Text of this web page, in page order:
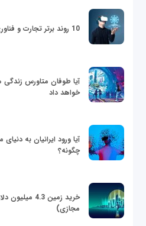
10 روند برتر تجارت و فناوری در سال 2022
آیا طوفان متاورس زندگی
خواهد داد
آیا ورود ایرانیان به
چگونه؟
خرید زمین
مجازی)